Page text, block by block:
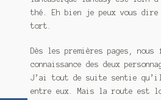
thé. Eh bien je peux vous dire
tort.
Dès les premières pages, nous
connaissance des deux
J’ai tout de suite sentie
entre eux. Mais la route est